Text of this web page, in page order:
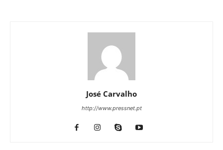
José Carvalho
http://www.pressnet.pt